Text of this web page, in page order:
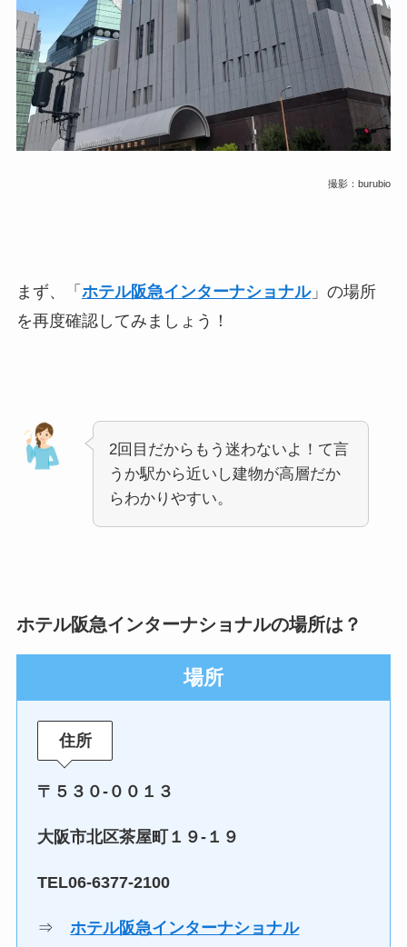
撮影：burubio
まず、「 ホテル阪急インターナショナル」の場所
を再度確認してみましょう！
2回目だからもう迷わないよ！て言
うか駅から近いし建物が高層だか
らわかりやすい。
ホテル阪急インターナショナルの場所は？
場所
住所
〒５３０-００１３
大阪市北区茶屋町１９-１９
TEL06-6377-2100
⇒ホテル阪急インターナショナル